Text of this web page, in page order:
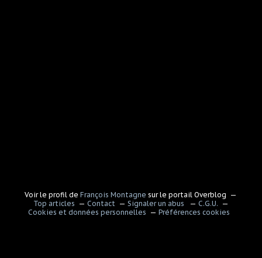
Voir le profil deFrançois Montagne sur le portail Overblog
Top articles
Contact Signaler un abus
C.G.U.
Cookies et données personnelles
Préférences cookies